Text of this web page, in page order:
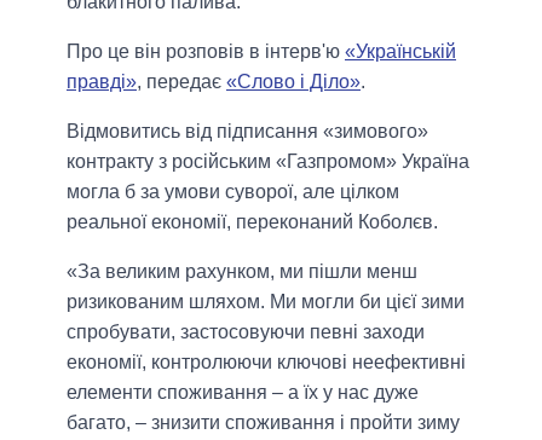
Про це він розповів в інтерв'ю «Українській
правді», передає «Слово і Діло».
Відмовитись від підписання «зимового»
контракту з російським «Газпромом» Україна
могла б за умови суворої, але цілком
реальної економії, переконаний Коболєв.
«За великим рахунком, ми пішли менш
ризикованим шляхом. Ми могли би цієї зими
спробувати, застосовуючи певні заходи
економії, контролюючи ключові неефективні
елементи споживання – а їх у нас дуже
багато, – знизити споживання і пройти зиму